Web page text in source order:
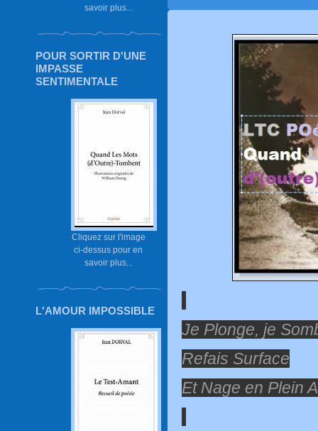
savoir plus...
POUR SORTIR D'UNE
IMPASSE
SENTIMENTALE
Cliquez sur l'image
ci-dessus pour en
savoir plus...
L'AMOUR IMPOSSIBLE
Je Plonge, je
Refais Surface
Et Nage en Plein